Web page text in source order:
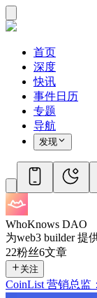
首页
深度
快讯
事件日历
专题
导航
发现
WhoKnows DAO
为web3 builder 提
22粉丝6文章
关注
CoinList 营销总监